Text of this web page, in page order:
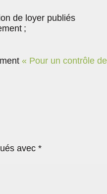
de loyer publiés
;
« Pour un contrôle
avec*